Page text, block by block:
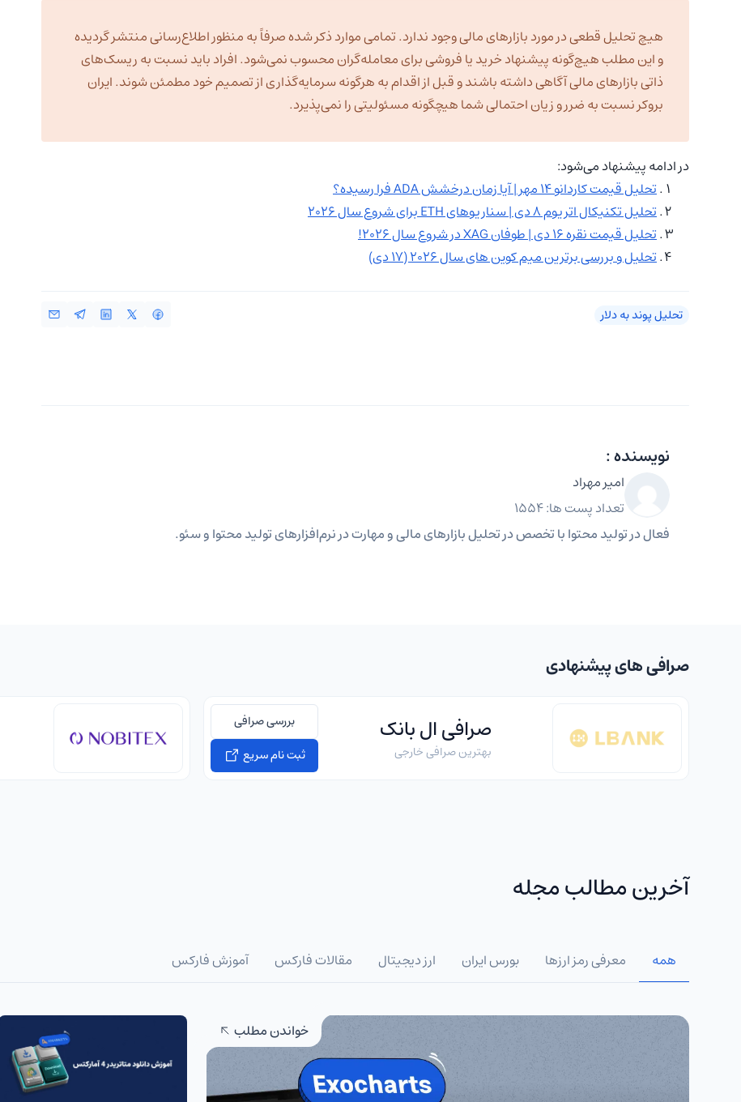
هیچ تحلیل قطعی در مورد بازارهای مالی وجود ندارد. تمامی موارد ذکر شده صرفاً به منظور اطلاع‌رسانی منتشر گردیده
و این مطلب هیچ‌گونه پیشنهاد خرید یا فروشی برای معامله‌گران محسوب نمی‌شود. افراد باید نسبت به ریسک‌های
ذاتی بازارهای مالی آگاهی داشته باشند و قبل از اقدام به هرگونه سرمایه‌گذاری از تصمیم خود مطمئن شوند. ایران
بروکر نسبت به ضرر و زیان احتمالی شما هیچگونه مسئولیتی را نمی‌پذیرد.
در ادامه پیشنهاد می‌شود:
تحلیل قیمت کاردانو ۱۴ مهر | آیا زمان درخشش ADA فرا رسیده؟
تحلیل تکنیکال اتریوم ۸ دی | سناریوهای ETH برای شروع سال ۲۰۲۶
تحلیل قیمت نقره ۱۶ دی | طوفان XAG در شروع سال ۲۰۲۶!
تحلیل و بررسی برترین میم کوین های سال ۲۰۲۶ (۱۷ دی)
تحلیل پوند به دلار
نویسنده :
امیر مهراد
تعداد پست ها: 1554
فعال در تولید محتوا با تخصص در تحلیل بازارهای مالی و مهارت در نرم‌افزارهای تولید محتوا و سئو.
صرافی های پیشنهادی
صرافی ال بانک
بهترین صرافی خارجی
بررسی صرافی
ثبت نام سریع
آخرین مطالب مجله
همه معرفی رمز ارزها بورس ایران ارز دیجیتال مقالات فارکس آموزش فارکس
خواندن مطلب